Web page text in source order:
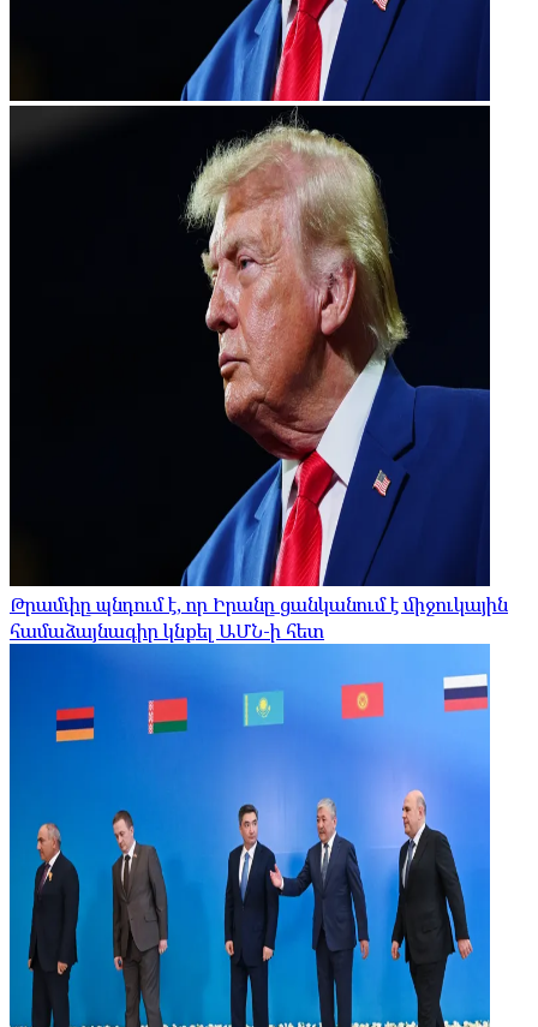
Թրամփը պնդում է, որ Իրանը ցանկանում է միջուկային
համաձայնագիր կնքել ԱՄՆ-ի հետ